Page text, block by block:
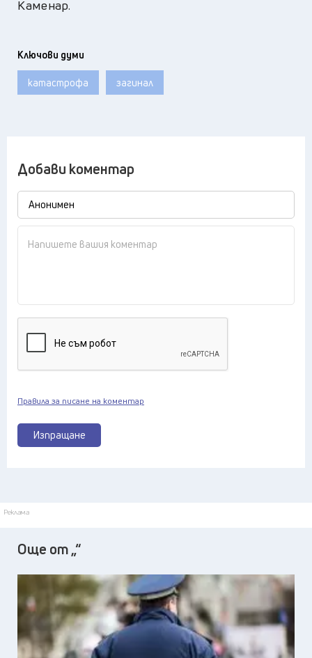
Каменар.
Ключови думи
катастрофа загинал
Добави коментар
Изпращане
Правила за писане на коментар
Реклама
Още от „“